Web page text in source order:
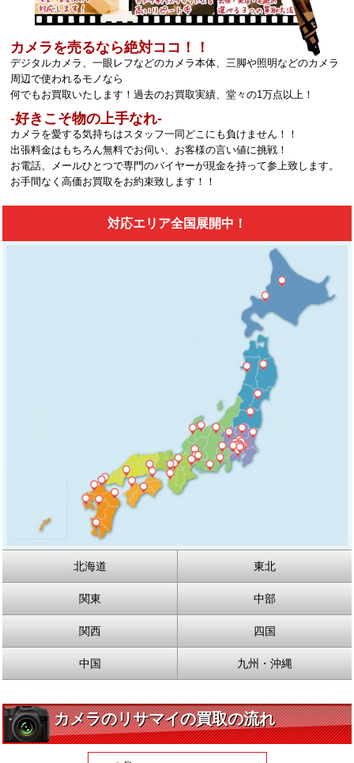
カメラを売るなら絶対ココ！！
デジタルカメラ、一眼レフなどのカメラ本体、三脚や照明などのカメラ
周辺で使われるモノなら
何でもお買取いたします！過去のお買取実績、堂々の1万点以上！
‐好きこそ物の上手なれ‐
カメラを愛する気持ちはスタッフ一同どこにも負けません！！
出張料金はもちろん無料でお伺い、お客様の言い値に挑戦！
お電話、メールひとつで専門のバイヤーが現金を持って参上致します。
お手間なく高価お買取をお約束致します！！
対応エリア全国展開中！
北海道 東北
関東 中部
関西 四国
中国 九州・沖縄